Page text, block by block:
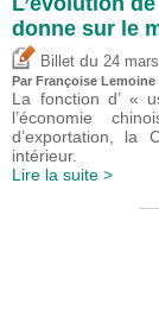
donne sur le
Billet du 24
Par Françoise Lemoine
La fonction d’ «
l’économie
d’exportation, la
intérieur.
Lire la suite >